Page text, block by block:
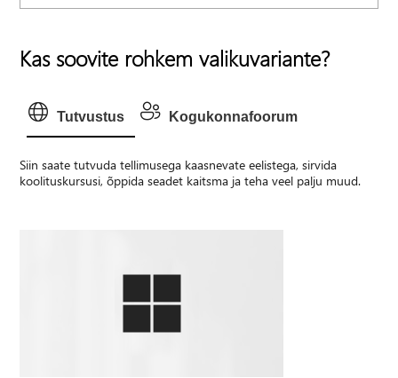
Kas soovite rohkem valikuvariante?
Tutvustus Kogukonnafoorum
Siin saate tutvuda tellimusega kaasnevate eelistega, sirvida
koolituskursusi, õppida seadet kaitsma ja teha veel palju muud.